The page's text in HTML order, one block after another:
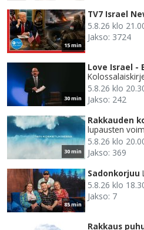
15 min
TV7 Israel
5.8.26 klo
Jakso: 3724
30 min
Love Israel -
5.8.26 klo
Jakso: 242
30 min
Rakkauden
lupausten
5.8.26 klo
Jakso: 369
85 min
Sadonkorjuu
5.8.26 klo
Jakso: 7
Rakkaus